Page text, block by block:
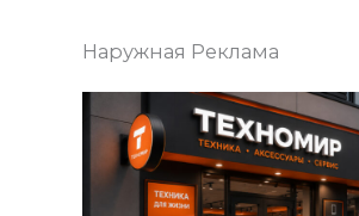
Наружная Реклама